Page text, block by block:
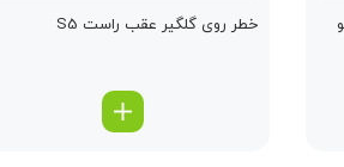
خطر روی گلگیر عقب راست S5